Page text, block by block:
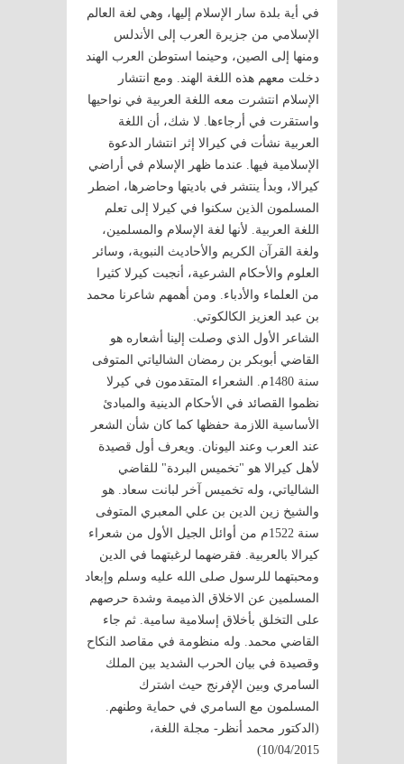
في أية بلدة سار الإسلام إليها، وهي لغة العالم
الإسلامي من جزيرة العرب إلى الأندلس
ومنها إلى الصين، وحينما استوطن العرب الهند
دخلت معهم هذه اللغة الهند. ومع انتشار
الإسلام انتشرت معه اللغة العربية في نواحيها
واستقرت في أرجاءها. لا شك، أن اللغة
العربية نشأت في كيرالا إثر انتشار الدعوة
الإسلامية فيها. عندما ظهر الإسلام في أراضي
كيرالا، وبدأ ينتشر في باديتها وحاضرها، اضطر
المسلمون الذين سكنوا في كيرلا إلى تعلم
اللغة العربية. لأنها لغة الإسلام والمسلمين،
ولغة القرآن الكريم والأحاديث النبوية، وسائر
العلوم والأحكام الشرعية، أنجبت كيرلا كثيرا
من العلماء والأدباء. ومن أهمهم شاعرنا محمد
بن عبد العزيز الكالكوتي.
الشاعر الأول الذي وصلت إلينا أشعاره هو
القاضي أبوبكر بن رمضان الشالياتي المتوفى
سنة 1480م. الشعراء المتقدمون في كيرلا
نظموا القصائد في الأحكام الدينية والمبادئ
الأساسية اللازمة حفظها كما كان شأن الشعر
عند العرب وعند اليونان. ويعرف أول قصيدة
لأهل كيرالا هو "تخميس البردة" للقاضي
الشالياتي، وله تخميس آخر لبانت سعاد. هو
والشيخ زين الدين بن علي المعبري المتوفى
سنة 1522م من أوائل الجيل الأول من شعراء
كيرالا بالعربية. فقرضهما لرغبتهما في الدين
ومحبتهما للرسول صلى الله عليه وسلم وإبعاد
المسلمين عن الاخلاق الذميمة وشدة حرصهم
على التخلق بأخلاق إسلامية سامية. ثم جاء
القاضي محمد. وله منظومة في مقاصد النكاح
وقصيدة في بيان الحرب الشديد بين الملك
السامري وبين الإفرنج حيث اشترك
المسلمون مع السامري في حماية وطنهم.
(الدكتور محمد أنظر- مجلة اللغة،
10/04/2015)